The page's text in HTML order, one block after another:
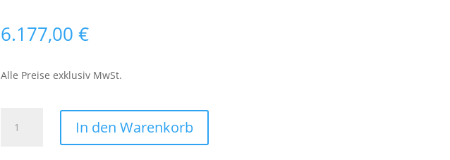
6.177,00€
Alle Preise exklusiv MwSt.
In den Warenkorb